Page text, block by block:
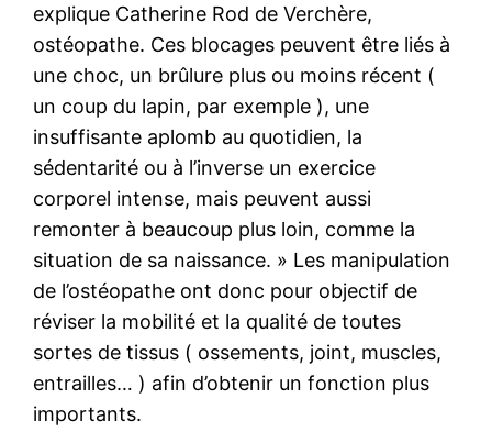
explique Catherine Rod de Verchère,
ostéopathe. Ces blocages peuvent être liés à
une choc, un brûlure plus ou moins récent (
un coup du lapin, par exemple ), une
insuffisante aplomb au quotidien, la
sédentarité ou à l’inverse un exercice
corporel intense, mais peuvent aussi
remonter à beaucoup plus loin, comme la
situation de sa naissance. » Les manipulation
de l’ostéopathe ont donc pour objectif de
réviser la mobilité et la qualité de toutes
sortes de tissus ( ossements, joint, muscles,
entrailles… ) afin d’obtenir un fonction plus
importants.